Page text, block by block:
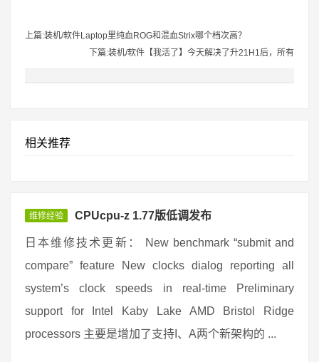
上篇:装机/软件Laptop里纯血ROG和混血Strix哪个档次高？
下篇:装机/软件【我活了】今天解决了升21H1后，所有
相关推荐
维修经验 CPUcpu-z 1.77版低调发布
日本维修技术更新： New benchmark “submit and
compare” feature New clocks dialog reporting all
system’s clock speeds in real-time Preliminary
support for Intel Kaby Lake AMD Bristol Ridge
processors 主要是增加了支持I、A两个新架构的 ...